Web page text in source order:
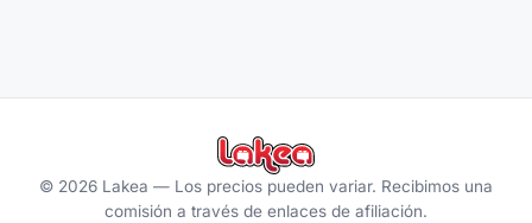
© 2026 Lakea — Los precios pueden variar. Recibimos una
comisión a través de enlaces de afiliación.